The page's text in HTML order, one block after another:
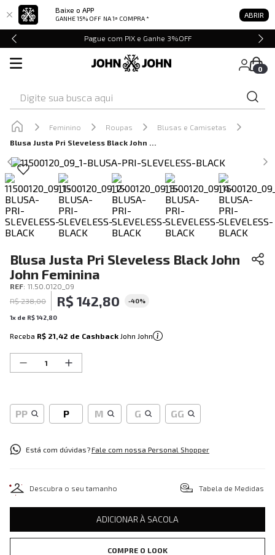
Baixe o APP
GANHE 15% OFF NA 1ª COMPRA * ABRIR
Pague com PIX e Ganhe 3%OFF
0
Feminino Roupas
Blusas e Camisetas
Blusa Justa Pri Sleveless Black John John Feminina
Blusa Justa Pri Sleveless Black John
John Feminina
REF: 11.50.0120_09
R$ 238,00 R$ 142,80 -40%
1x de R$142 80
Receba R$ 21,42 de Cashback John John
PP P M G GG
Está com dúvidas?Fale com nossa Personal Shopper
Descubra o seu tamanho Tabela de Medidas
ADICIONAR À SACOLA
COMPRE O LOOK